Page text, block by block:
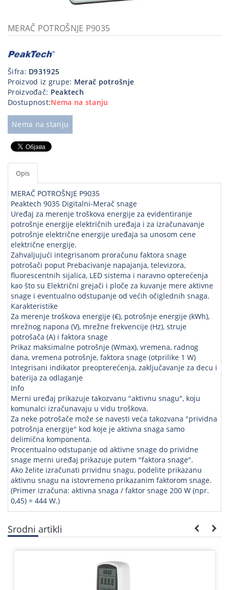
priključci
Kućna
tehnika
Poslovna
oprema,računari
program
MERAČ POTROŠNJE P9035
Šifra: D931925
Proizvod iz grupe: Merač potrošnje
Proizvođač: Peaktech
Dostupnost:Nema na stanju
Nema na stanju
Opis
MERAČ POTROŠNJE P9035
Peaktech 9035 Digitalni-Merač snage
Uređaj za merenje troškova energije za evidentiranje
potrošnje energije električnih uređaja i za izračunavanje
potrošnje električne energije uređaja sa unosom cene
električne energije.
Zahvaljujući integrisanom proračunu faktora snage
potrošači poput Prebacivanje napajanja, televizora,
fluorescentnih sijalica, LED sistema i naravno opterećenja
kao što su Električni grejači i ploče za kuvanje mere aktivne
snage i eventualno odstupanje od većih očiglednih snaga.
Karakteristike
Za merenje troškova energije (€), potrošnje energije (kWh),
mrežnog napona (V), mrežne frekvencije (Hz), struje
potrošača (A) i faktora snage
Prikaz maksimalne potrošnje (Wmax), vremena, radnog
dana, vremena potrošnje, faktora snage (otprilike 1 W)
Integrisani indikator preopterećenja, zaključavanje za decu i
baterija za odlaganje
Info
Merni uređaj prikazuje takozvanu "aktivnu snagu", koju
komunalci izračunavaju u vidu troškova.
Za neke potrošače može se navesti veća takozvana "prividna
potrošnja energije" kod koje je aktivna snaga samo
delimična komponenta.
Procentualno odstupanje od aktivne snage do prividne
snage merni uređaj prikazuje putem "faktora snage".
Ako želite izračunati prividnu snagu, podelite prikazanu
aktivnu snagu na istovremeno prikazanim faktorom snage.
(Primer izračuna: aktivna snaga / faktor snage 200 W (npr.
0,45) = 444 W.)
Srodni artikli